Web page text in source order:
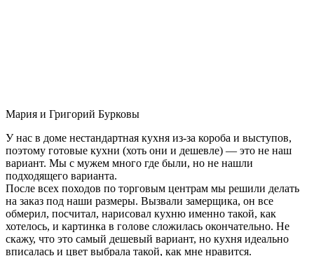
Мария и Григорий Бурковы
У нас в доме нестандартная кухня из-за короба и выступов,
поэтому готовые кухни (хоть они и дешевле) — это не наш
вариант. Мы с мужем много где были, но не нашли
подходящего варианта.
После всех походов по торговым центрам мы решили делать
на заказ под наши размеры. Вызвали замерщика, он все
обмерил, посчитал, нарисовал кухню именно такой, как
хотелось, и картинка в голове сложилась окончательно. Не
скажу, что это самый дешевый вариант, но кухня идеально
вписалась и цвет выбрала такой, как мне нравится.